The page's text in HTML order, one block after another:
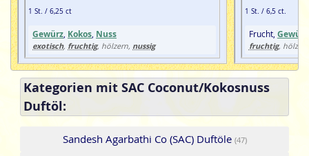
1 St. / 6,25 ct
Gewürz Kokos Nuss
exotisch, fruchtig, hölzern, nussig
1 St. / 6,5 ct.
Frucht, Gewürz
fruchtig,
Kategorien mit SAC Coconut/Kokosnuss
Duftöl:
Sandesh Agarbathi Co (SAC) Duftöle (47)